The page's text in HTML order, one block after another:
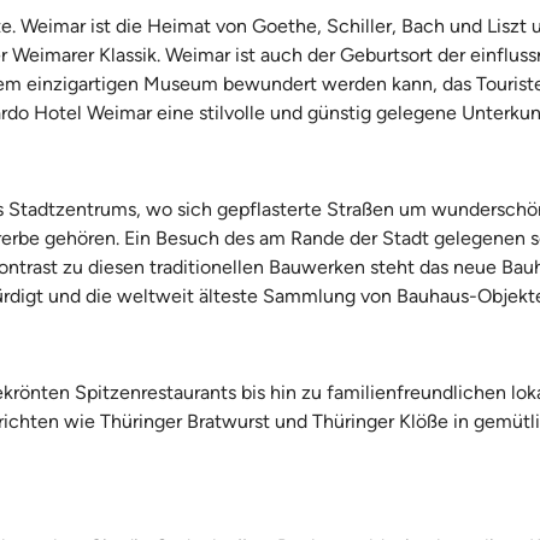
Weimar ist die Heimat von Goethe, Schiller, Bach und Liszt
Klassik. Weimar ist auch der Geburtsort der
einzigartigen Museum bewundert werden kann, das
Hotel Weimar eine stilvolle und günstig gelegene
Stadtzentrums, wo sich gepflasterte Straßen um
gehören. Ein Besuch des am Rande der Stadt gelegenen
zu diesen traditionellen Bauwerken steht das neue
und die weltweit älteste Sammlung von Bauhaus-
Spitzenrestaurants bis hin zu familienfreundlichen
wie Thüringer Bratwurst und Thüringer Klöße in